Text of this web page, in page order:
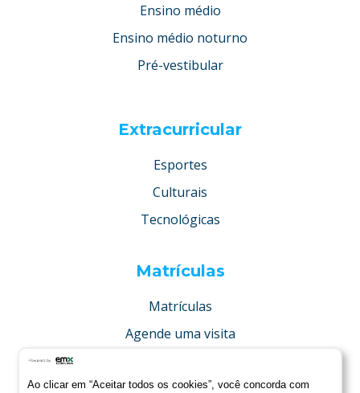
Ensino médio
Ensino médio noturno
Pré-vestibular
Extracurricular
Esportes
Culturais
Tecnológicas
Matrículas
Matrículas
Agende uma visita
Condições especiais
Ao clicar em “Aceitar todos os cookies”, você concorda com